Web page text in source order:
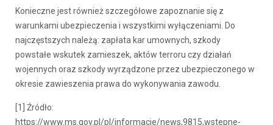
Konieczne jest również szczegółowe zapoznanie się z
warunkami ubezpieczenia i wszystkimi wyłączeniami. Do
najczęstszych należą: zapłata kar umownych, szkody
powstałe wskutek zamieszek, aktów terroru czy działań
wojennych oraz szkody wyrządzone przez ubezpieczonego w
okresie zawieszenia prawa do wykonywania zawodu.
[1] Źródło:
https://www.ms.gov.pl/pl/informacje/news,9815,wstepne-